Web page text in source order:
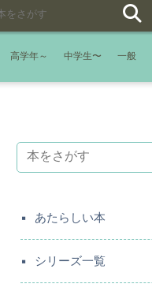
高学年～ 中学生〜 一般
あたらしい本
シリーズ一覧